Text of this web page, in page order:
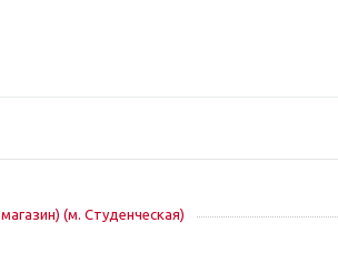
(м. Студенческая)